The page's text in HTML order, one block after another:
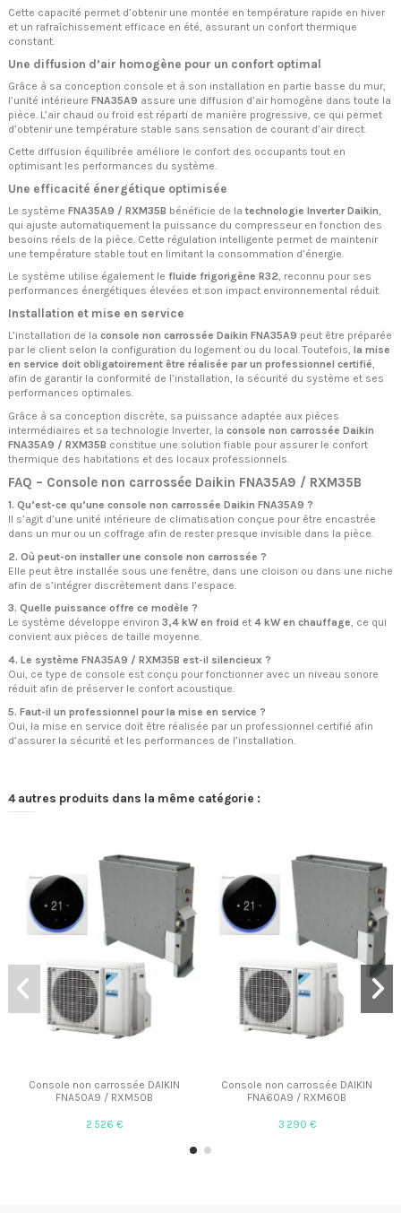
Cette capacité permet d’obtenir une montée en température rapide en hiver
et un rafraîchissement efficace en été, assurant un confort thermique
constant.
Une diffusion d’air homogène pour un confort optimal
Grâce à sa conception console et à son installation en partie basse du mur,
l’unité intérieure FNA35A9 assure une diffusion d’air homogène dans toute la
pièce. L’air chaud ou froid est réparti de manière progressive, ce qui permet
d’obtenir une température stable sans sensation de courant d’air direct.
Cette diffusion équilibrée améliore le confort des occupants tout en
optimisant les performances du système.
Une efficacité énergétique optimisée
Le système FNA35A9 / RXM35B bénéficie de la technologie Inverter Daikin
qui ajuste automatiquement la puissance du compresseur en fonction des
besoins réels de la pièce. Cette régulation intelligente permet de maintenir
une température stable tout en limitant la consommation d’énergie.
Le système utilise également le fluide frigorigène R32, reconnu pour ses
performances énergétiques élevées et son impact environnemental réduit.
Installation et mise en service
L’installation de la console non carrossée Daikin FNA35A9 peut être préparée
par le client selon la configuration du logement ou du local. Toutefois, la mise
en service doit obligatoirement être réalisée par un professionnel certifié,
afin de garantir la conformité de l’installation, la sécurité du système et ses
performances optimales.
Grâce à sa conception discrète, sa puissance adaptée aux pièces
intermédiaires et sa technologie Inverter, la console non carrossée Daikin
FNA35A9 / RXM35B constitue une solution fiable pour assurer le confort
thermique des habitations et des locaux professionnels.
FAQ – Console non carrossée Daikin FNA35A9 / RXM35B
1. Qu’est-ce qu’une console non carrossée Daikin FNA35A9 ?
Il s’agit d’une unité intérieure de climatisation conçue pour être encastrée
dans un mur ou un coffrage afin de rester presque invisible dans la pièce.
2. Où peut-on installer une console non carrossée ?
Elle peut être installée sous une fenêtre, dans une cloison ou dans une niche
afin de s’intégrer discrètement dans l’espace.
3. Quelle puissance offre ce modèle ?
Le système développe environ 3,4 kW en froid et 4 kW en chauffage, ce qui
convient aux pièces de taille moyenne.
4. Le système FNA35A9 / RXM35B est-il silencieux ?
Oui, ce type de console est conçu pour fonctionner avec un niveau sonore
réduit afin de préserver le confort acoustique.
5. Faut-il un professionnel pour la mise en service ?
Oui, la mise en service doit être réalisée par un professionnel certifié afin
d’assurer la sécurité et les performances de l’installation.
4 autres produits dans la même catégorie :
Console non carrossée DAIKIN
FNA50A9 / RXM50B
2 526 €
Console non carrossée DAIKIN
FNA60A9 / RXM60B
3 290 €